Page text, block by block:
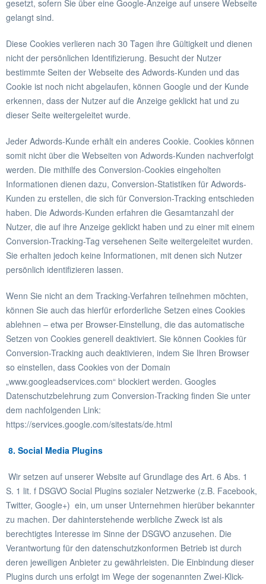
gesetzt, sofern Sie über eine Google-Anzeige auf unsere Webseite
gelangt sind.
Diese Cookies verlieren nach 30 Tagen ihre Gültigkeit und dienen
nicht der persönlichen Identifizierung. Besucht der Nutzer
bestimmte Seiten der Webseite des Adwords-Kunden und das
Cookie ist noch nicht abgelaufen, können Google und der Kunde
erkennen, dass der Nutzer auf die Anzeige geklickt hat und zu
dieser Seite weitergeleitet wurde.
Jeder Adwords-Kunde erhält ein anderes Cookie. Cookies können
somit nicht über die Webseiten von Adwords-Kunden nachverfolgt
werden. Die mithilfe des Conversion-Cookies eingeholten
Informationen dienen dazu, Conversion-Statistiken für Adwords-
Kunden zu erstellen, die sich für Conversion-Tracking entschieden
haben. Die Adwords-Kunden erfahren die Gesamtanzahl der
Nutzer, die auf ihre Anzeige geklickt haben und zu einer mit einem
Conversion-Tracking-Tag versehenen Seite weitergeleitet wurden.
Sie erhalten jedoch keine Informationen, mit denen sich Nutzer
persönlich identifizieren lassen.
Wenn Sie nicht an dem Tracking-Verfahren teilnehmen möchten,
können Sie auch das hierfür erforderliche Setzen eines Cookies
ablehnen – etwa per Browser-Einstellung, die das automatische
Setzen von Cookies generell deaktiviert. Sie können Cookies für
Conversion-Tracking auch deaktivieren, indem Sie Ihren Browser
so einstellen, dass Cookies von der Domain
„www.googleadservices.com“ blockiert werden. Googles
Datenschutzbelehrung zum Conversion-Tracking finden Sie unter
dem nachfolgenden Link:
https://services.google.com/sitestats/de.html
8. Social Media Plugins
Wir setzen auf unserer Website auf Grundlage des Art. 6 Abs. 1
S. 1 lit. f DSGVO Social Plugins sozialer Netzwerke (z.B. Facebook,
Twitter, Google+) ein, um unser Unternehmen hierüber bekannter
zu machen. Der dahinterstehende werbliche Zweck ist als
berechtigtes Interesse im Sinne der DSGVO anzusehen. Die
Verantwortung für den datenschutzkonformen Betrieb ist durch
deren jeweiligen Anbieter zu gewährleisten. Die Einbindung dieser
Plugins durch uns erfolgt im Wege der sogenannten Zwei-Klick-